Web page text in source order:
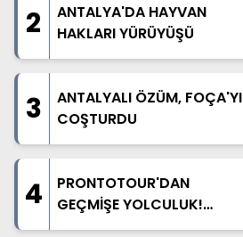
2
ANTALYA'DA HAYVAN
HAKLARI YÜRÜYÜŞÜ
3
ANTALYALI ÖZÜM, FOÇA'YI
COŞTURDU
4
PRONTOTOUR'DAN
GEÇMİŞE YOLCULUK!
NOSTALJİK OTOBÜSLÜ